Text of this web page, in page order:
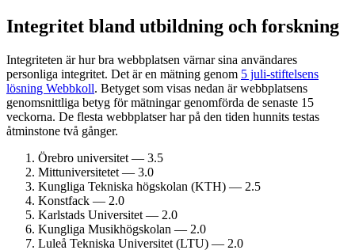
Integritet bland utbildning och forskning
Integriteten är hur bra webbplatsen värnar sina användares
personliga integritet. Det är en mätning genom 5 juli-stiftelsens
lösning Webbkoll. Betyget som visas nedan är webbplatsens
genomsnittliga betyg för mätningar genomförda de senaste 15
veckorna. De flesta webbplatser har på den tiden hunnits testas
åtminstone två gånger.
Örebro universitet — 3.5
Mitt­universitetet — 3.0
Kungliga Tekniska högskolan (KTH) — 2.5
Konstfack — 2.0
Karlstads Universitet — 2.0
Kungliga Musik­högskolan — 2.0
Luleå Tekniska Universitet (LTU) — 2.0